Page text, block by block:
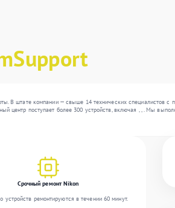
В штате компании — свыше 14 технических специалистов с
поступает более 300 устройств, включая , , . Мы
Срочный ремонт Nikon
устройств ремонтируются в течении 60 минут.